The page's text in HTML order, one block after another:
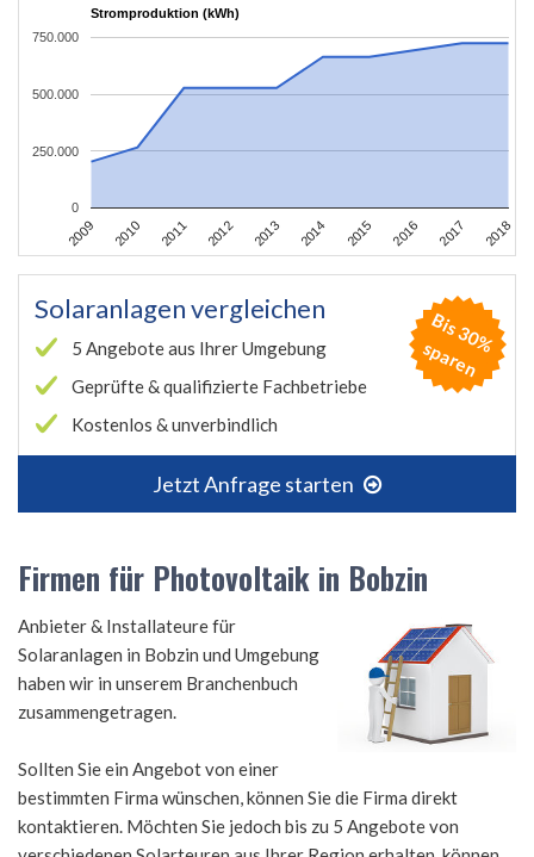
Stromproduktion (kWh)
2009 2010 2011 2012 2013 2014 2015 2016 2017 2018
0
250.000
500.000
750.000
Solaranlagen vergleichen
5 Angebote aus Ihrer Umgebung
Geprüfte & qualifizierte Fachbetriebe
Kostenlos & unverbindlich
Jetzt Anfrage starten
B
is
3
0
%
s
p
a
r
e
n
Firmen für Photovoltaik in Bobzin
Anbieter & Installateure für
Solaranlagen in Bobzin und Umgebung
haben wir in unserem Branchenbuch
zusammengetragen.
Sollten Sie ein Angebot von einer
bestimmten Firma wünschen, können Sie die Firma direkt
kontaktieren. Möchten Sie jedoch bis zu 5 Angebote von